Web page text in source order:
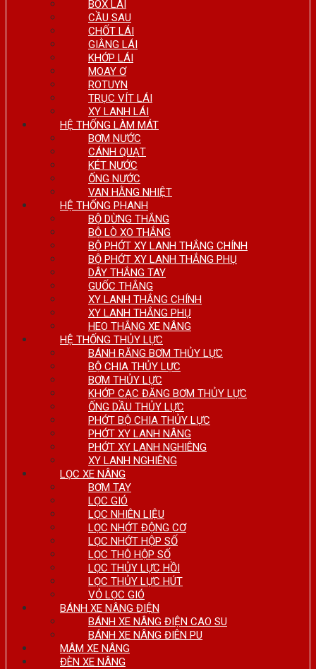
BOX LÁI
CẦU SAU
CHỐT LÁI
GIẰNG LÁI
KHỚP LÁI
MOAY Ơ
ROTUYN
TRỤC VÍT LÁI
XY LANH LÁI
HỆ THỐNG LÀM MÁT
BƠM NƯỚC
CÁNH QUẠT
KÉT NƯỚC
ỐNG NƯỚC
VAN HẰNG NHIỆT
HỆ THỐNG PHANH
BỘ DỪNG THẮNG
BỘ LÒ XO THẮNG
BỘ PHỚT XY LANH THẮNG CHÍNH
BỘ PHỚT XY LANH THẮNG PHỤ
DÂY THẮNG TAY
GUỐC THẮNG
XY LANH THẮNG CHÍNH
XY LANH THẮNG PHỤ
HEO THẮNG XE NÂNG
HỆ THỐNG THỦY LỰC
BÁNH RĂNG BƠM THỦY LỰC
BỘ CHIA THỦY LỰC
BƠM THỦY LỰC
KHỚP CẠC ĐĂNG BƠM THỦY LỰC
ỐNG DẦU THỦY LỰC
PHỚT BỘ CHIA THỦY LỰC
PHỚT XY LANH NÂNG
PHỚT XY LANH NGHIÊNG
XY LANH NGHIÊNG
LỌC XE NÂNG
BƠM TAY
LỌC GIÓ
LỌC NHIÊN LIỆU
LỌC NHỚT ĐỘNG CƠ
LỌC NHỚT HỘP SỐ
LỌC THÔ HỘP SỐ
LỌC THỦY LỰC HỒI
LỌC THỦY LỰC HÚT
VỎ LỌC GIÓ
BÁNH XE NÂNG ĐIỆN
BÁNH XE NÂNG ĐIỆN CAO SU
BÁNH XE NÂNG ĐIÊN PU
MÂM XE NÂNG
ĐÈN XE NÂNG